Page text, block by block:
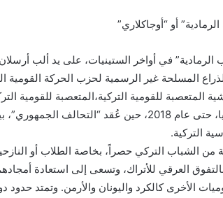
أو “أوجاكلاري”
المسلحة غير الرسمية لحزب الحركة
المتعصبة للقومية التركية،المتعصبة للقومية
إرهابية في تركيا، حتى عام 2018، حين عُقد
التركية.
من الشباب التركي حصراً، بخاصة الطلاب أو
العرقي للأتراك، وتسعى إلى استعادة
الأخرى كالكرد واليونان والأرمن. وتمتد حدود